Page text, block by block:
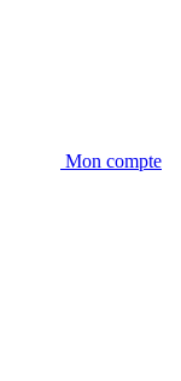
Mon compte